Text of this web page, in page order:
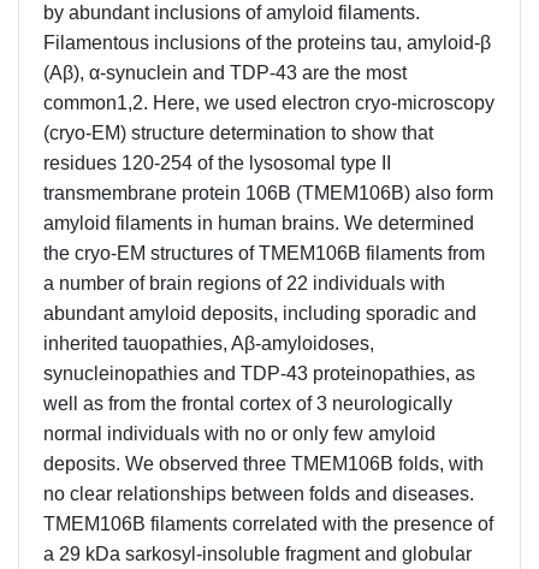
by abundant inclusions of amyloid filaments.
Filamentous inclusions of the proteins tau, amyloid-β
(Aβ), α-synuclein and TDP-43 are the most
common1,2. Here, we used electron cryo-microscopy
(cryo-EM) structure determination to show that
residues 120-254 of the lysosomal type II
transmembrane protein 106B (TMEM106B) also form
amyloid filaments in human brains. We determined
the cryo-EM structures of TMEM106B filaments from
a number of brain regions of 22 individuals with
abundant amyloid deposits, including sporadic and
inherited tauopathies, Aβ-amyloidoses,
synucleinopathies and TDP-43 proteinopathies, as
well as from the frontal cortex of 3 neurologically
normal individuals with no or only few amyloid
deposits. We observed three TMEM106B folds, with
no clear relationships between folds and diseases.
TMEM106B filaments correlated with the presence of
a 29 kDa sarkosyl-insoluble fragment and globular